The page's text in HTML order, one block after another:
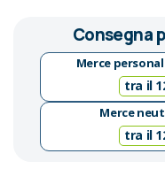
Consegna
Merce
tra il
Merce
tra il